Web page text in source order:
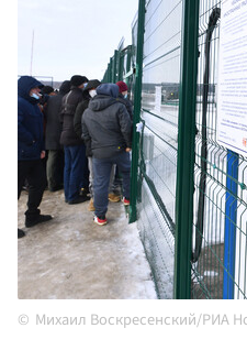
Михаил Воскресенский/РИА